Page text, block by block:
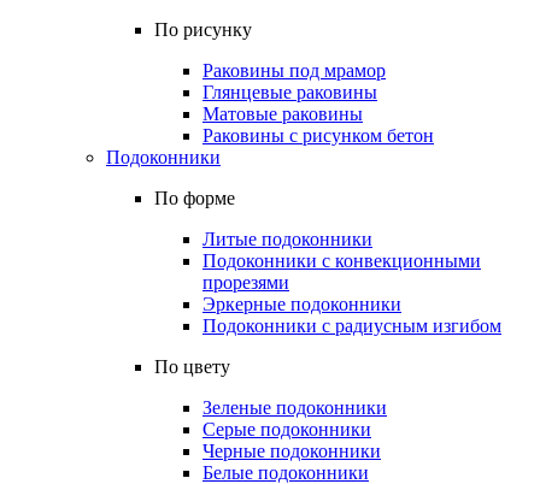
По рисунку
Раковины под мрамор
Глянцевые раковины
Матовые раковины
Раковины с рисунком бетон
Подоконники
По форме
Литые подоконники
Подоконники с конвекционными
прорезями
Эркерные подоконники
Подоконники с радиусным изгибом
По цвету
Зеленые подоконники
Серые подоконники
Черные подоконники
Белые подоконники